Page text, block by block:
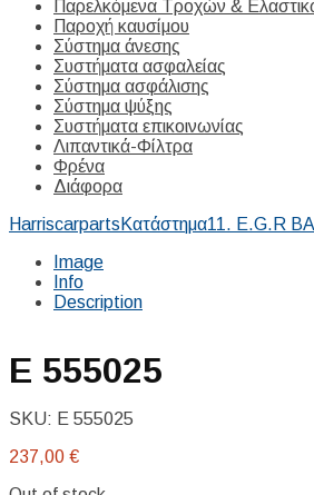
Παρελκόμενα Τροχών &
Παροχή καυσίμου
Σύστημα άνεσης
Συστήματα ασφαλείας
Σύστημα ασφάλισης
Σύστημα ψύξης
Συστήματα επικοινωνίας
Λιπαντικά-Φίλτρα
Φρένα
Διάφορα
Harriscarparts Κατάστημα11. E.G.R
Image
Info
Description
E 555025
SKU: E 555025
237,00 €